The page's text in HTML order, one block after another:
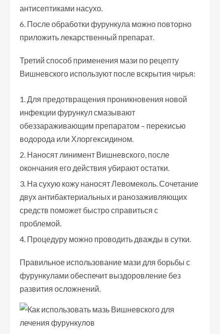
антисептиками насухо.
После обработки фурункула можно повторно
приложить лекарственный препарат.
Третий способ применения мази по рецепту
Вишневского используют после вскрытия чирья:
Для предотвращения проникновения новой
инфекции фурункул смазывают
обеззараживающим препаратом – перекисью
водорода или Хлоргексидином.
Наносят линимент Вишневского, после
окончания его действия убирают остатки.
На сухую кожу наносят Левомеколь. Сочетание
двух антибактериальных и ранозаживляющих
средств поможет быстро справиться с
проблемой.
Процедуру можно проводить дважды в сутки.
Правильное использование мази для борьбы с
фурункулами обеспечит выздоровление без
развития осложнений.